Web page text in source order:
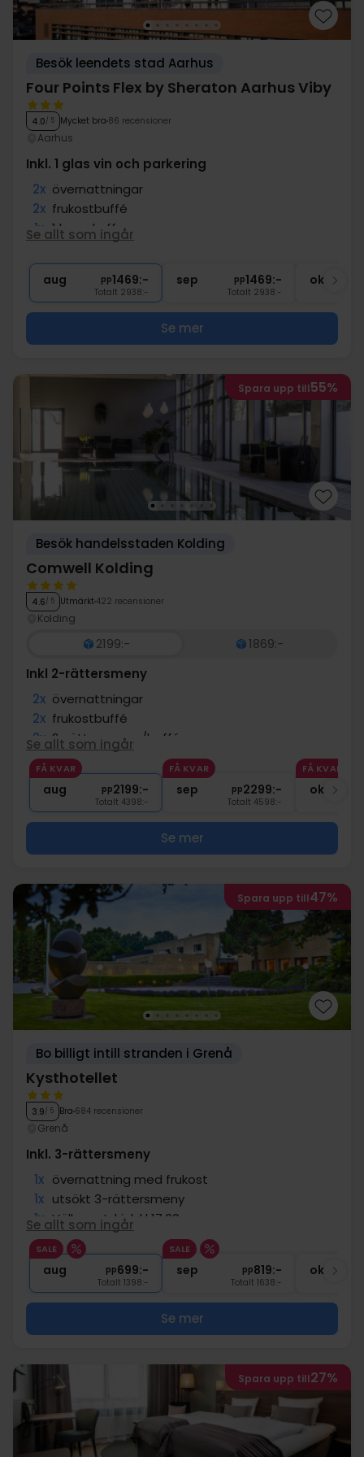
Besök leendets stad Aarhus
Four Points Flex by Sheraton Aarhus Viby
4.0/ 5 Mycket bra 86 recensioner
Aarhus
Inkl. 1 glas vin och parkering
2x övernattningar
2x frukostbuffé
1x 1 kopp kaffe
1 glas vin/öl/vatten
∞ Gratis parkering
Se allt som ingår
aug pp1469:-
Totalt 2938:-
sep pp1469:-
Totalt 2938:-
okt
Se mer
Spara upp till55%
Besök handelsstaden Kolding
Comwell Kolding
4.6/ 5 Utmärkt 422 recensioner
Kolding
2199:-
1869:-
Inkl 2-rättersmeny
2x övernattningar
2x frukostbuffé
2x 2-rättersmeny/buffé
2x kaffe att ta med
∞ Gratis parkering
Se allt som ingår
FÅ KVAR
aug pp2199:-
Totalt 4398:-
FÅ KVAR
sep pp2299:-
Totalt 4598:-
FÅ KVAR
okt
Se mer
Spara upp till47%
Bo billigt intill stranden i Grenå
Kysthotellet
3.9/ 5 Bra 684 recensioner
Grenå
Inkl. 3-rättersmeny
1x övernattning med frukost
1x utsökt 3-rättersmeny
1x Välkomstdrink kl 17:00
∞ Gratis kaffe/te under vistelsen
∞ Gratis internet och parkering
Se allt som ingår
SALE
aug pp699:-
Totalt 1398:-
SALE
sep pp819:-
Totalt 1638:-
okt
Se mer
Spara upp till27%